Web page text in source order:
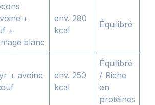
+
+
blanc
env. 280
kcal
Équilibré
+ avoine
env. 250
kcal
Équilibré
/ Riche
en
protéines